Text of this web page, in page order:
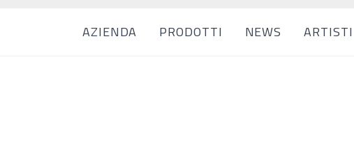
AZIENDA PRODOTTI NEWS ARTISTI